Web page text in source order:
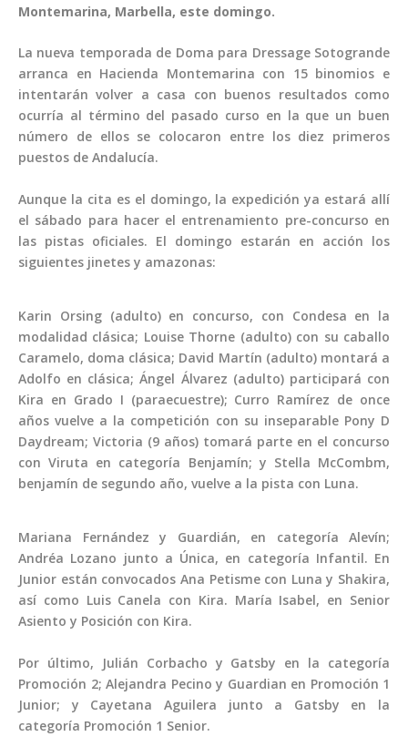
Montemarina, Marbella, este domingo.
La nueva temporada de Doma para Dressage Sotogrande
arranca en Hacienda Montemarina con 15 binomios e
intentarán volver a casa con buenos resultados como
ocurría al término del pasado curso en la que un buen
número de ellos se colocaron entre los diez primeros
puestos de Andalucía.
Aunque la cita es el domingo, la expedición ya estará allí
el sábado para hacer el entrenamiento pre-concurso en
las pistas oficiales. El domingo estarán en acción los
siguientes jinetes y amazonas:
Karin Orsing (adulto) en concurso, con Condesa en la
modalidad clásica; Louise Thorne (adulto) con su caballo
Caramelo, doma clásica; David Martín (adulto) montará a
Adolfo en clásica; Ángel Álvarez (adulto) participará con
Kira en Grado I (paraecuestre); Curro Ramírez de once
años vuelve a la competición con su inseparable Pony D
Daydream; Victoria (9 años) tomará parte en el concurso
con Viruta en categoría Benjamín; y Stella McCombm,
benjamín de segundo año, vuelve a la pista con Luna.
Mariana Fernández y Guardián, en categoría Alevín;
Andréa Lozano junto a Única, en categoría Infantil. En
Junior están convocados Ana Petisme con Luna y Shakira,
así como Luis Canela con Kira. María Isabel, en Senior
Asiento y Posición con Kira.
Por último, Julián Corbacho y Gatsby en la categoría
Promoción 2; Alejandra Pecino y Guardian en Promoción 1
Junior; y Cayetana Aguilera junto a Gatsby en la
categoría Promoción 1 Senior.